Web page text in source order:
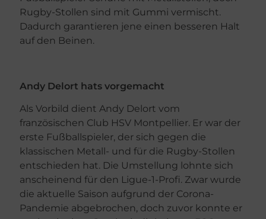
Rugby-Stollen sind mit Gummi vermischt.
Dadurch garantieren jene einen besseren Halt
auf den Beinen.
Andy Delort hats vorgemacht
Als Vorbild dient Andy Delort vom
französischen Club HSV Montpellier. Er war der
erste Fußballspieler, der sich gegen die
klassischen Metall- und für die Rugby-Stollen
entschieden hat. Die Umstellung lohnte sich
anscheinend für den Ligue-1-Profi. Zwar wurde
die aktuelle Saison aufgrund der Corona-
Pandemie abgebrochen, doch zuvor konnte er